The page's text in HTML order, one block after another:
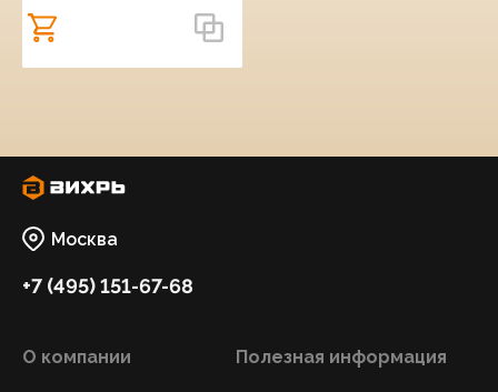
Москва
+7 (495) 151-67-68
О компании Полезная информация